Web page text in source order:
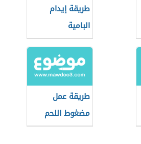
طريقة إيدام
البامية
طريقة عمل
مضغوط اللحم